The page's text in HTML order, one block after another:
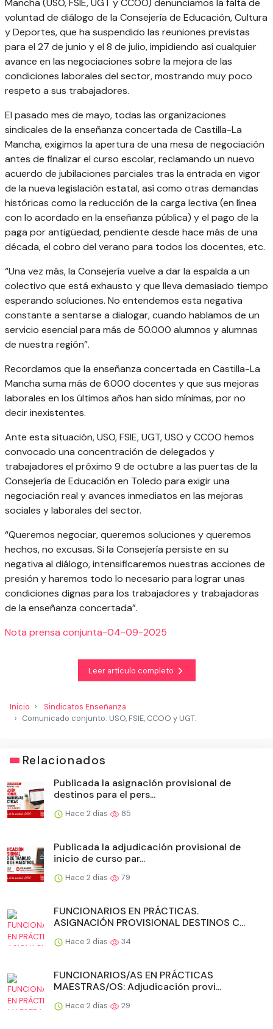
Mancha (USO, FSIE, UGT y CCOO) denunciamos la falta de
voluntad de diálogo de la Consejería de Educación, Cultura
y Deportes, que ha suspendido las reuniones previstas
para el 27 de junio y el 8 de julio, impidiendo así cualquier
avance en las negociaciones sobre la mejora de las
condiciones laborales del sector, mostrando muy poco
respeto a sus trabajadores.
El pasado mes de mayo, todas las organizaciones
sindicales de la enseñanza concertada de Castilla-La
Mancha, exigimos la apertura de una mesa de negociación
antes de finalizar el curso escolar, reclamando un nuevo
acuerdo de jubilaciones parciales tras la entrada en vigor
de la nueva legislación estatal, así como otras demandas
históricas como la reducción de la carga lectiva (en línea
con lo acordado en la enseñanza pública) y el pago de la
paga por antigüedad, pendiente desde hace más de una
década, el cobro del verano para todos los docentes, etc.
“Una vez más, la Consejería vuelve a dar la espalda a un
colectivo que está exhausto y que lleva demasiado tiempo
esperando soluciones. No entendemos esta negativa
constante a sentarse a dialogar, cuando hablamos de un
servicio esencial para más de 50.000 alumnos y alumnas
de nuestra región”.
Recordamos que la enseñanza concertada en Castilla-La
Mancha suma más de 6.000 docentes y que sus mejoras
laborales en los últimos años han sido mínimas, por no
decir inexistentes.
Ante esta situación, USO, FSIE, UGT, USO y CCOO hemos
convocado una concentración de delegados y
trabajadores el próximo 9 de octubre a las puertas de la
Consejería de Educación en Toledo para exigir una
negociación real y avances inmediatos en las mejoras
sociales y laborales del sector.
“Queremos negociar, queremos soluciones y queremos
hechos, no excusas. Si la Consejería persiste en su
negativa al diálogo, intensificaremos nuestras acciones de
presión y haremos todo lo necesario para lograr unas
condiciones dignas para los trabajadores y trabajadoras
de la enseñanza concertada”.
Nota prensa conjunta-04-09-2025
Leer artículo completo
Inicio
Sindicatos Enseñanza
Comunicado conjunto: USO, FSIE, CCOO y UGT.
Relacionados
Publicada la asignación provisional de
destinos para el pers...
Hace 2 días 85
Publicada la adjudicación provisional de
inicio de curso par...
Hace 2 días 79
FUNCIONARIOS EN PRÁCTICAS.
ASIGNACIÓN PROVISIONAL DESTINOS C...
Hace 2 días 34
FUNCIONARIOS/AS EN PRÁCTICAS
MAESTRAS/OS: Adjudicación provi...
Hace 2 días 29